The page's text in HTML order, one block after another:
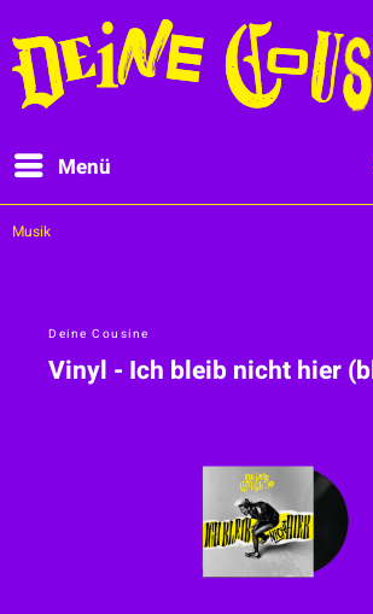
Menü
Musik
Deine Cousine
Vinyl - Ich bleib nicht hier